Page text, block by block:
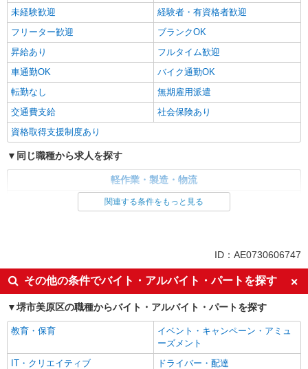
未経験歓迎
経験者・有資格者歓迎
フリーター歓迎
ブランクOK
昇給あり
フルタイム歓迎
車通勤OK
バイク通勤OK
転勤なし
無期雇用派遣
交通費支給
社会保険あり
資格取得支援制度あり
同じ職種から求人を探す
軽作業・製造・物流
入出庫・商品管理・検品・検査
製造・組立・加工
交通費支給
社会保険あり
関連する条件をもっと見る
ID：AE0730606747
その他の条件でバイト・アルバイト・パートを探す
堺市美原区の職種からバイト・アルバイト・パートを探す
教育・保育
イベント・キャンペーン・アミュ
ーズメント
IT・クリエイティブ
ドライバー・配達